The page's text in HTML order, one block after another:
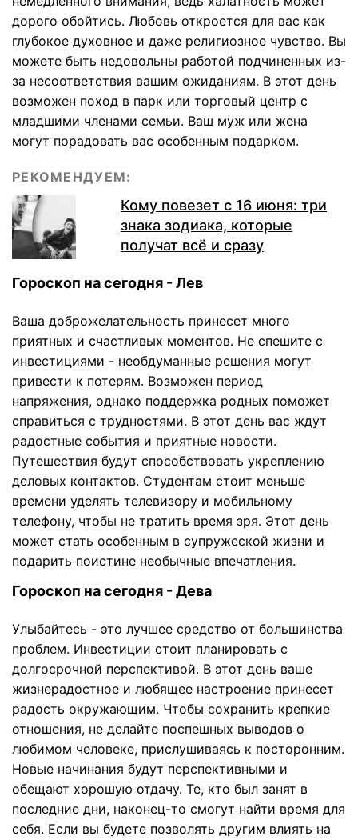
дорого обойтись. Любовь откроется для вас как
глубокое духовное и даже религиозное чувство. Вы
можете быть недовольны работой подчиненных из-
за несоответствия вашим ожиданиям. В этот день
возможен поход в парк или торговый центр с
младшими членами семьи. Ваш муж или жена
могут порадовать вас особенным подарком.
РЕКОМЕНДУЕМ:
Кому повезет с 16 июня: три
знака зодиака, которые
получат всё и сразу
Гороскоп на сегодня - Лев
Ваша доброжелательность принесет много
приятных и счастливых моментов. Не спешите с
инвестициями - необдуманные решения могут
привести к потерям. Возможен период
напряжения, однако поддержка родных поможет
справиться с трудностями. В этот день вас ждут
радостные события и приятные новости.
Путешествия будут способствовать укреплению
деловых контактов. Студентам стоит меньше
времени уделять телевизору и мобильному
телефону, чтобы не тратить время зря. Этот день
может стать особенным в супружеской жизни и
подарить поистине необычные впечатления.
Гороскоп на сегодня - Дева
Улыбайтесь - это лучшее средство от большинства
проблем. Инвестиции стоит планировать с
долгосрочной перспективой. В этот день ваше
жизнерадостное и любящее настроение принесет
радость окружающим. Чтобы сохранить крепкие
отношения, не делайте поспешных выводов о
любимом человеке, прислушиваясь к посторонним.
Новые начинания будут перспективными и
обещают хорошую отдачу. Те, кто был занят в
последние дни, наконец-то смогут найти время для
себя. Если вы будете позволять другим влиять на